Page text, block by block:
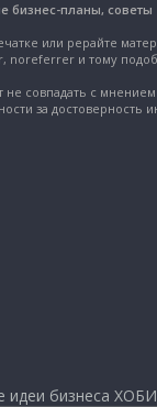
бизнес-планы, советы
или рерайте
noreferrer и тому
совпадать с мнением
за достоверность
идеи бизнеса